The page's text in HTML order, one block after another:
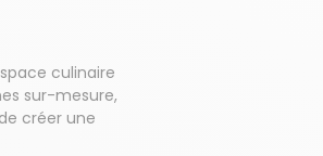
culinaire
sur-mesure,
créer une